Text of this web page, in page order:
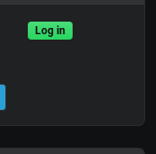
Log in